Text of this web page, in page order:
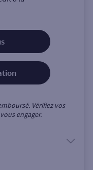
Vérifiez vos
engager.